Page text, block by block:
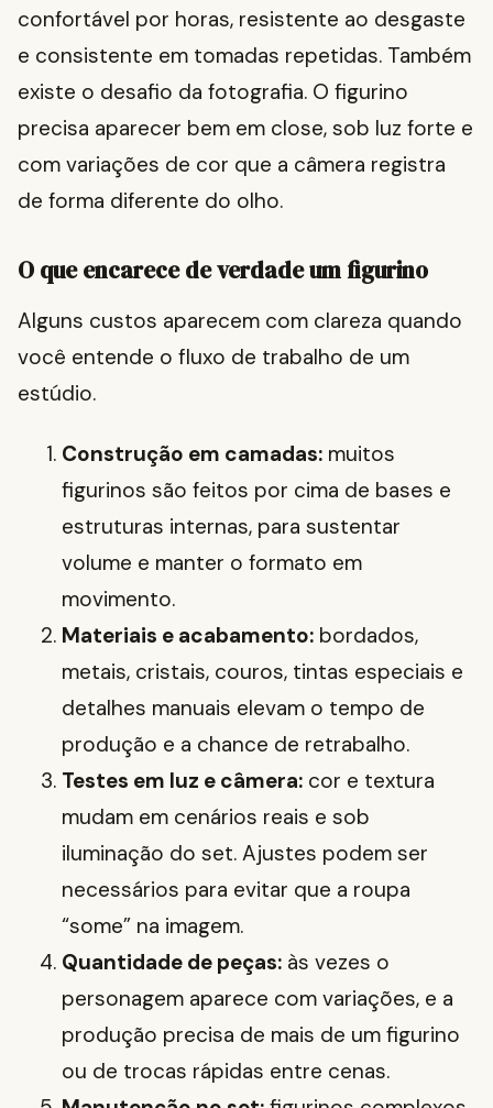
confortável por horas, resistente ao desgaste
e consistente em tomadas repetidas. Também
existe o desafio da fotografia. O figurino
precisa aparecer bem em close, sob luz forte e
com variações de cor que a câmera registra
de forma diferente do olho.
O que encarece de verdade um figurino
Alguns custos aparecem com clareza quando
você entende o fluxo de trabalho de um
estúdio.
Construção em camadas: muitos
figurinos são feitos por cima de bases e
estruturas internas, para sustentar
volume e manter o formato em
movimento.
Materiais e acabamento: bordados,
metais, cristais, couros, tintas especiais e
detalhes manuais elevam o tempo de
produção e a chance de retrabalho.
Testes em luz e câmera: cor e textura
mudam em cenários reais e sob
iluminação do set. Ajustes podem ser
necessários para evitar que a roupa
“some” na imagem.
Quantidade de peças: às vezes o
personagem aparece com variações, e a
produção precisa de mais de um figurino
ou de trocas rápidas entre cenas.